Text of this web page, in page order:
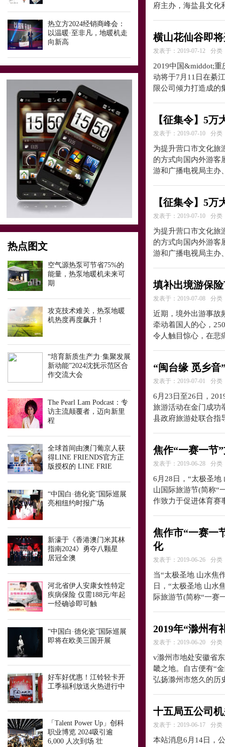
热立方2024经销商峰会：
以温暖·至非凡，地暖机走
向新高
热点图文
空气源热泵可节省75%的
能量，热泵地暖机未来可
期
攻克技术难关，热泵地暖
机热度再度飙升！
“培育新质生产力·集聚发展
新动能”2024沈抚示范区合
作交流大会
The Pearl Lam Podcast：专
访主流颠覆者，迈向新里
程
全球首间由澳门葡京人获
得LINE FRIENDS官方正
版授权的 LINE FRIE
“中国白·德化瓷”国际巡展
亮相纽约时报广场
新濠于《香港澳门米其林
指南2024》勇夺八颗星
居冠全澳
河北省伊人安康女性特定
疾病保险 仅需188元/年起
一经确诊即可触
“中国白·德化瓷”国际巡展
即将在欧美三国开展
好车好优惠！江铃轻卡开
工季福利放送火热进行中
「Talent Power Up」创科
职业博览 2024吸引逾
6,000 人次到场 壮
府主办，海盐县文化
横山花仙谷即
发表于：2019-07-12 分类
2019中国&middot;
动将于7月11日在綦
限公司倾力打造成的
【征集令】5
发表于：2019-07-10 分类
为提升营口市文化旅
的方式向国内外游客
游和广播电视局主办
【征集令】5
发表于：2019-07-10 分类
为提升营口市文化旅
的方式向国内外游客
游和广播电视局主办
填补出境游保
发表于：2019-07-08 分类
近期，境外出游事故
牵动着国人的心，
令人触目惊心，在悲
“闽台缘 觅乡音
发表于：2019-07-01 分类
6月23日至26日，
旅游活动在金门成功
县政府旅游处联合指
焦作“一赛一节
发表于：2019-06-28 分类
6月28日，“太极圣地
山国际旅游节(简称“
作致力于促进体育赛
焦作市“一赛一
化
发表于：2019-06-26 分类
当“太极圣地 山水焦
日，“太极圣地 山水
际旅游节(简称“一赛
2019年“滁州有
发表于：2019-06-20 分类
v滁州市地处安徽省
畿之地。自古便有“
弘扬滁州市悠久的历
十五局五公司
发表于：2019-06-17 分类
本站消息6月14日，